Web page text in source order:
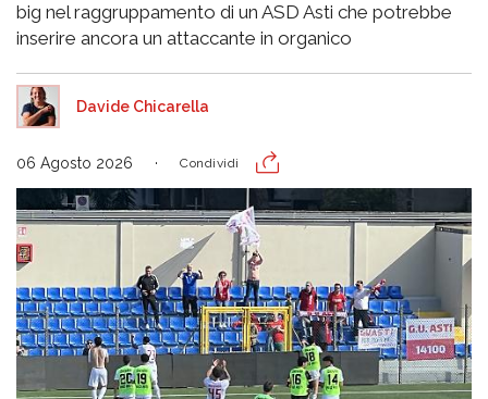
big nel raggruppamento di un ASD Asti che potrebbe
inserire ancora un attaccante in organico
Davide Chicarella
06 Agosto 2026 Condividi